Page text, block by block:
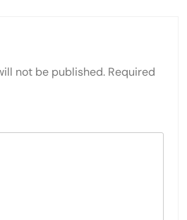
not be published. Required